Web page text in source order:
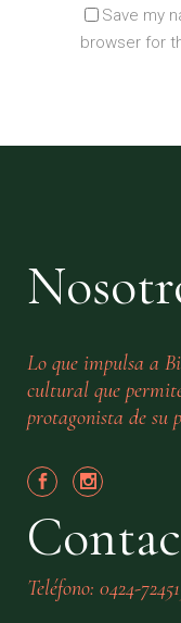
Save my
browser for
Lo que impulsa a
cultural que
protagonista de su
Teléfono: 0424-